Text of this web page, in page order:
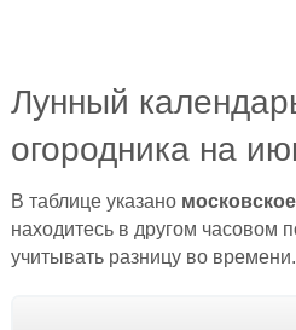
Лунный
огородника на
В таблице указано
находитесь в другом часовом
учитывать разницу во времени.